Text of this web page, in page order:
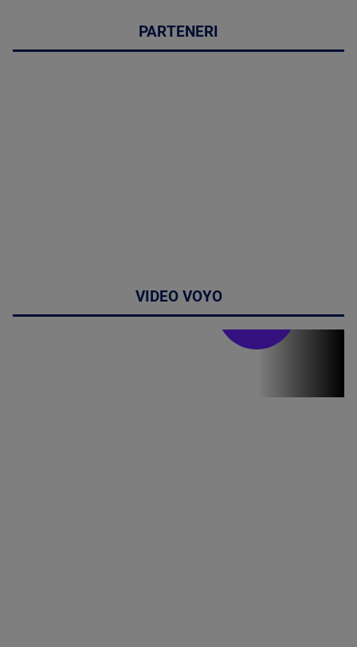
PARTENERI
VIDEO VOYO
Doctor de